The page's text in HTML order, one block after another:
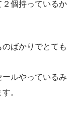
２個持っているか
ばかりでとても
ルやっているみ
。